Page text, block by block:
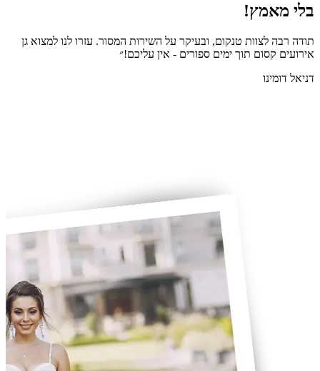
בלי מאמץ!
תודה רבה לצוות טנקום, ובעיקר על השירות המסור. עזרו לנו למצוא גן
אירועים קסום תוך ימים ספורים - אין עליכם!״
דניאל דומינו